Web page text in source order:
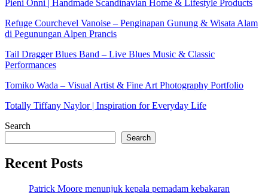
Pieni Onni | Handmade Scandinavian Home & Lifestyle Products
Refuge Courchevel Vanoise – Penginapan Gunung & Wisata Alam
di Pegunungan Alpen Prancis
Tail Dragger Blues Band – Live Blues Music & Classic
Performances
Tomiko Wada – Visual Artist & Fine Art Photography Portfolio
Totally Tiffany Naylor | Inspiration for Everyday Life
Search
Search
Recent Posts
Patrick Moore menunjuk kepala pemadam kebakaran